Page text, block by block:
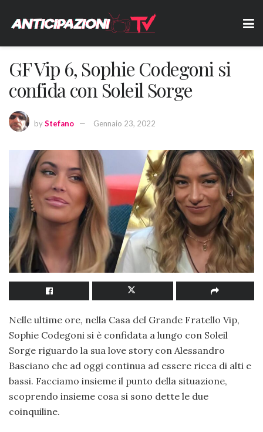
GF Vip 6, Sophie Codegoni si
confida con Soleil Sorge
byStefano Gennaio 23, 2022
Nelle ultime ore, nella Casa del Grande Fratello Vip,
Sophie Codegoni si è confidata a lungo con Soleil
Sorge riguardo la sua love story con Alessandro
Basciano che ad oggi continua ad essere ricca di alti e
bassi. Facciamo insieme il punto della situazione,
scoprendo insieme cosa si sono dette le due
coinquiline.